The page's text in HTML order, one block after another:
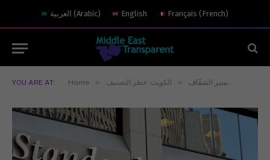
العربية (Arabic) English Français (French)
YOU ARE AT: Home » منبر الشفّاف » الكويت: خطر التصنيف…